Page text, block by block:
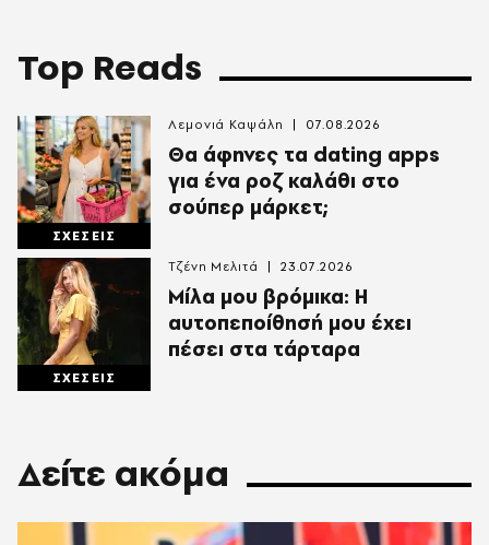
Top Reads
ΣΧΕΣΕΙΣ
Θα άφηνες τα dating apps
για ένα ροζ καλάθι στο
σούπερ μάρκετ;
Λεμονιά Καψάλη 07.08.2026
ΣΧΕΣΕΙΣ
Μίλα μου βρόμικα: Η
αυτοπεποίθησή μου έχει
πέσει στα τάρταρα
Τζένη Μελιτά 23.07.2026
Δείτε ακόμα